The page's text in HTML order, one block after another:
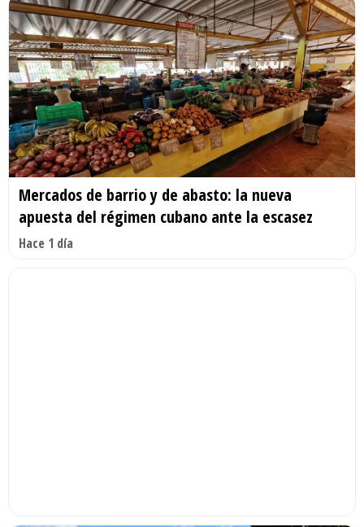
Mercados de barrio y de abasto: la nueva
apuesta del régimen cubano ante la escasez
Hace 1 día